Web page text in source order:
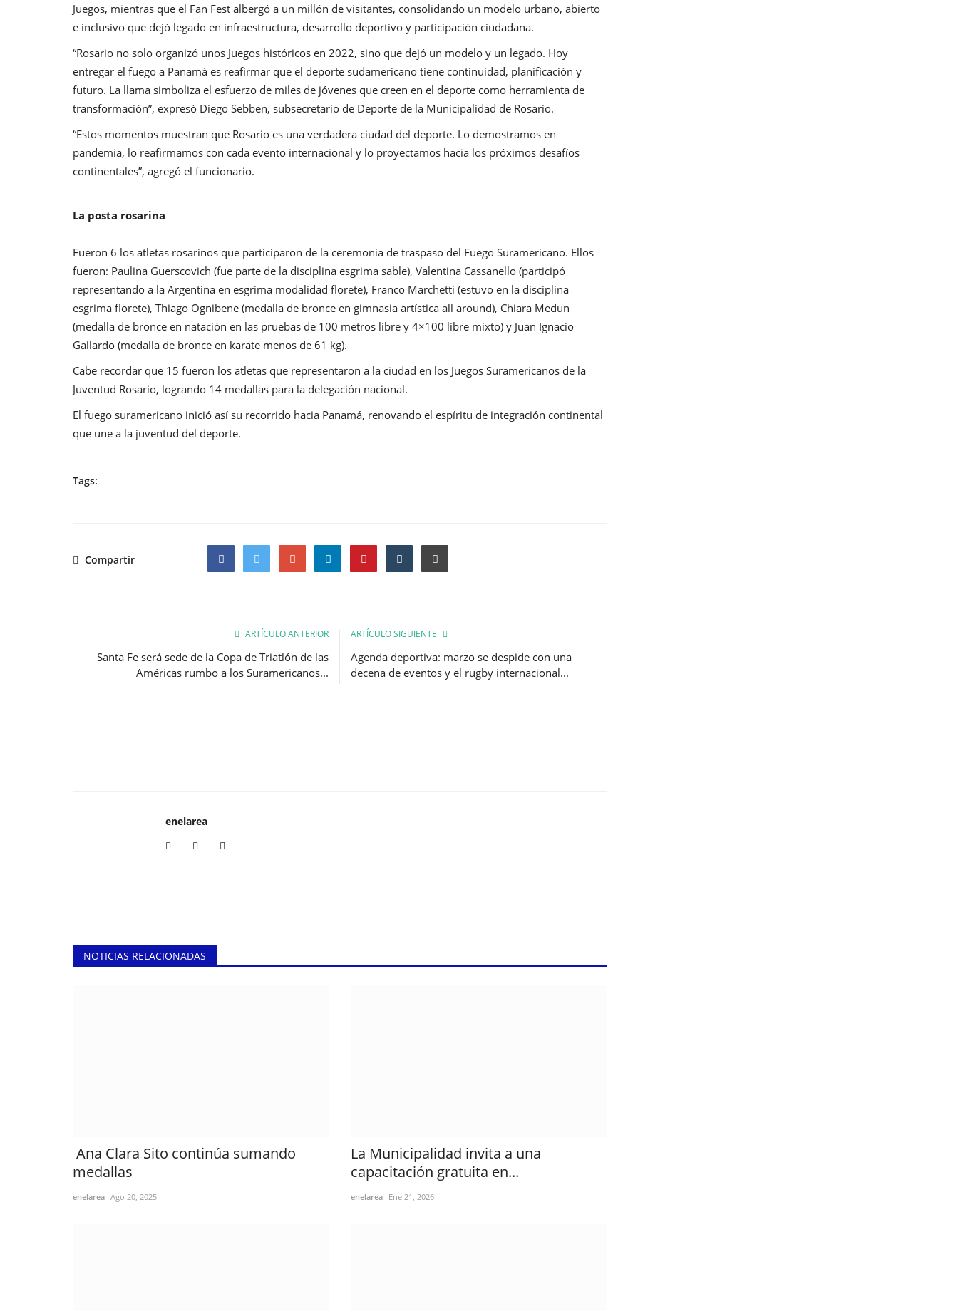
Juegos, mientras que el Fan Fest albergó a un millón de visitantes, consolidando un modelo urbano, abierto
e inclusivo que dejó legado en infraestructura, desarrollo deportivo y participación ciudadana.
“Rosario no solo organizó unos Juegos históricos en 2022, sino que dejó un modelo y un legado. Hoy
entregar el fuego a Panamá es reafirmar que el deporte sudamericano tiene continuidad, planificación y
futuro. La llama simboliza el esfuerzo de miles de jóvenes que creen en el deporte como herramienta de
transformación”, expresó Diego Sebben, subsecretario de Deporte de la Municipalidad de Rosario.
“Estos momentos muestran que Rosario es una verdadera ciudad del deporte. Lo demostramos en
pandemia, lo reafirmamos con cada evento internacional y lo proyectamos hacia los próximos desafíos
continentales”, agregó el funcionario.
La posta rosarina
Fueron 6 los atletas rosarinos que participaron de la ceremonia de traspaso del Fuego Suramericano. Ellos
fueron: Paulina Guerscovich (fue parte de la disciplina esgrima sable), Valentina Cassanello (participó
representando a la Argentina en esgrima modalidad florete), Franco Marchetti (estuvo en la disciplina
esgrima florete), Thiago Ognibene (medalla de bronce en gimnasia artística all around), Chiara Medun
(medalla de bronce en natación en las pruebas de 100 metros libre y 4×100 libre mixto) y Juan Ignacio
Gallardo (medalla de bronce en karate menos de 61 kg).
Cabe recordar que 15 fueron los atletas que representaron a la ciudad en los Juegos Suramericanos de la
Juventud Rosario, logrando 14 medallas para la delegación nacional.
El fuego suramericano inició así su recorrido hacia Panamá, renovando el espíritu de integración continental
que une a la juventud del deporte.
Tags:
Compartir
ARTÍCULO ANTERIOR
Santa Fe será sede de la Copa de Triatlón de las
Américas rumbo a los Suramericanos...
ARTÍCULO SIGUIENTE
Agenda deportiva: marzo se despide con una
decena de eventos y el rugby internacional...
enelarea
NOTICIAS RELACIONADAS
Ana Clara Sito continúa sumando
medallas
enelarea Ago 20, 2025
La Municipalidad invita a una
capacitación gratuita en...
enelarea Ene 21, 2026